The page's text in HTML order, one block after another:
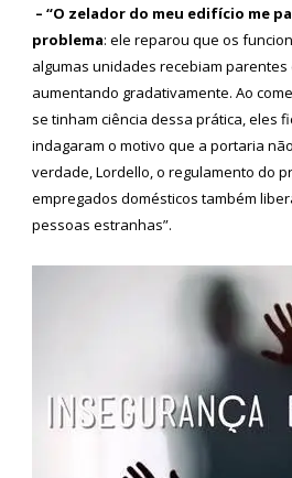
– “O zelador do meu edifício me
problema: ele reparou que os
algumas unidades recebiam parentes
aumentando gradativamente. Ao
se tinham ciência dessa prática, eles
indagaram o motivo que a portaria
verdade, Lordello, o regulamento do
empregados domésticos também
pessoas estranhas”.